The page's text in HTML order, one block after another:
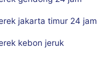
jakarta timur 24 jam
kebon jeruk